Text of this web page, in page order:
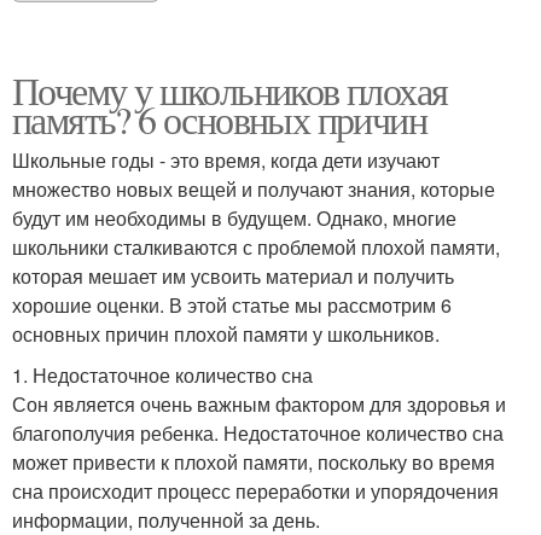
Почему у школьников плохая
память? 6 основных причин
Школьные годы - это время, когда дети изучают
множество новых вещей и получают знания, которые
будут им необходимы в будущем. Однако, многие
школьники сталкиваются с проблемой плохой памяти,
которая мешает им усвоить материал и получить
хорошие оценки. В этой статье мы рассмотрим 6
основных причин плохой памяти у школьников.
1. Недостаточное количество сна
Сон является очень важным фактором для здоровья и
благополучия ребенка. Недостаточное количество сна
может привести к плохой памяти, поскольку во время
сна происходит процесс переработки и упорядочения
информации, полученной за день.